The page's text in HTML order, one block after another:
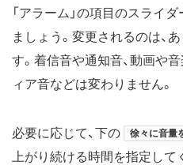
「アラーム」の項目のスライ
ましょう。変更されるのは、
す。着信音や通知音、動画や
ィア音などは変わりません。
必要に応じて、下の 徐々に音量
上がり続ける時間を指定して